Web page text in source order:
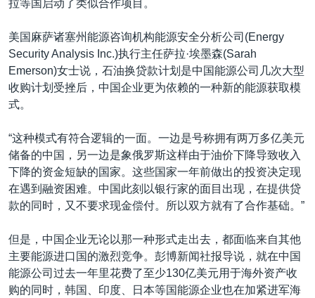
拉等国启动了类似合作项目。
美国麻萨诸塞州能源咨询机构能源安全分析公司(Energy
Security Analysis Inc.)执行主任萨拉·埃墨森(Sarah
Emerson)女士说，石油换贷款计划是中国能源公司几次大型
收购计划受挫后，中国企业更为依赖的一种新的能源获取模
式。
“这种模式有符合逻辑的一面。一边是号称拥有两万多亿美元
储备的中国，另一边是象俄罗斯这样由于油价下降导致收入
下降的资金短缺的国家。这些国家一年前做出的投资决定现
在遇到融资困难。中国此刻以银行家的面目出现，在提供贷
款的同时，又不要求现金偿付。所以双方就有了合作基础。”
但是，中国企业无论以那一种形式走出去，都面临来自其他
主要能源进口国的激烈竞争。彭博新闻社报导说，就在中国
能源公司过去一年里花费了至少130亿美元用于海外资产收
购的同时，韩国、印度、日本等国能源企业也在加紧进军海